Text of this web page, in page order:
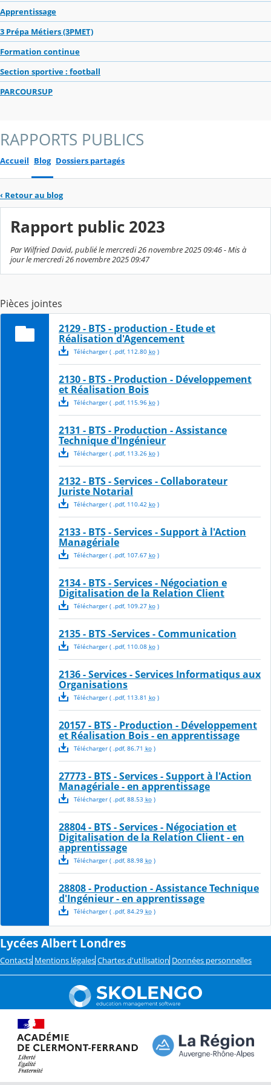
Apprentissage
3 Prépa Métiers (3PMET)
Formation continue
Section sportive : football
PARCOURSUP
RAPPORTS PUBLICS
Accueil Blog Dossiers partagés
‹ Retour au blog
Rapport public 2023
Par Wilfried David, publié le mercredi 26 novembre 2025 09:46 - Mis à
jour le mercredi 26 novembre 2025 09:47
Pièces jointes
2129 - BTS - production - Etude et
Réalisation d'Agencement
Télécharger( .pdf, 112.80 ko)
2130 - BTS - Production - Développement
et Réalisation Bois
Télécharger( .pdf, 115.96 ko)
2131 - BTS - Production - Assistance
Technique d'Ingénieur
Télécharger( .pdf, 113.26 ko)
2132 - BTS - Services - Collaborateur
Juriste Notarial
Télécharger( .pdf, 110.42 ko)
2133 - BTS - Services - Support à l'Action
Managériale
Télécharger( .pdf, 107.67 ko)
2134 - BTS - Services - Négociation e
Digitalisation de la Relation Client
Télécharger( .pdf, 109.27 ko)
2135 - BTS -Services - Communication
Télécharger( .pdf, 110.08 ko)
2136 - Services - Services Informatiqus aux
Organisations
Télécharger( .pdf, 113.81 ko)
20157 - BTS - Production - Développement
et Réalisation Bois - en apprentissage
Télécharger( .pdf, 86.71 ko)
27773 - BTS - Services - Support à l'Action
Managériale - en apprentissage
Télécharger( .pdf, 88.53 ko)
28804 - BTS - Services - Négociation et
Digitalisation de la Relation Client - en
apprentissage
Télécharger( .pdf, 88.98 ko)
28808 - Production - Assistance Technique
d'Ingénieur - en apprentissage
Télécharger( .pdf, 84.29 ko)
Lycées Albert Londres
Contacts Mentions légales Chartes d'utilisation Données personnelles